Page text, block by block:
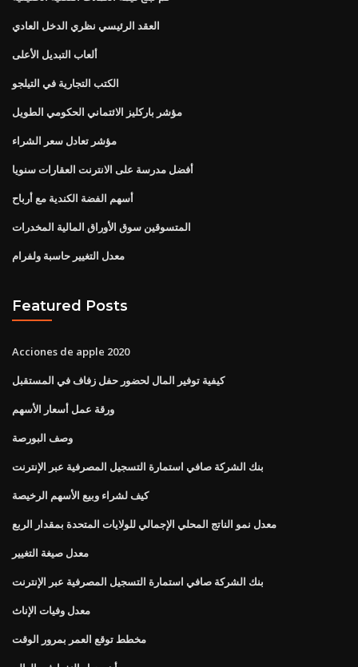
العقد الرئيسي نظري الدخل العادي
ألعاب التبديل الأعلى
الكتب التجارية في التيلجو
مؤشر باركليز الائتماني الحكومي الطويل
مؤشر تعادل سعر الشراء
أفضل مدرسة على الانترنت العقارات سنويا
أسهم الفضة الكندية مع أرباح
المتسوقين سوق الأوراق المالية المخدرات
معدل التغيير حاسبة ولفرام
Featured Posts
Acciones de apple 2020
كيفية توفير المال لحضور حفل زفاف في المستقبل
ورقة عمل أسعار الأسهم
وصف البورصة
بنك الشركة صافي استمارة التسجيل المصرفية عبر الإنترنت
كيف لشراء وبيع الأسهم الرخيصة
معدل نمو الناتج المحلي الإجمالي للولايات المتحدة بمقدار الربع
معدل صيغة التغيير
بنك الشركة صافي استمارة التسجيل المصرفية عبر الإنترنت
معدل وفيات الإناث
مخطط توقع العمر بمرور الوقت